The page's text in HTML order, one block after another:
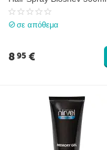
σε απόθεμα
895 €